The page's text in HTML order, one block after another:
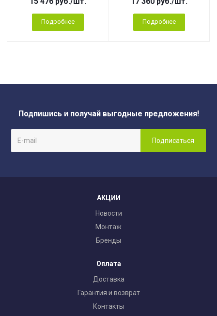
Подробнее Подробнее
Подпишись и получай выгодные предложения!
АКЦИИ
Новости
Монтаж
Бренды
Оплата
Доставка
Гарантия и возврат
Контакты